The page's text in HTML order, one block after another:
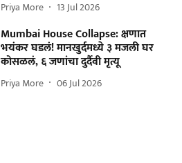
Priya More 13 Jul 2026
Mumbai House Collapse: क्षणात
भयंकर घडलं! मानखुर्दमध्ये ३ मजली घर
कोसळलं, ६ जणांचा दुर्दैवी मृत्यू
Priya More 06 Jul 2026